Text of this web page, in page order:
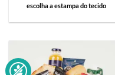
escolha a estampa do tecido